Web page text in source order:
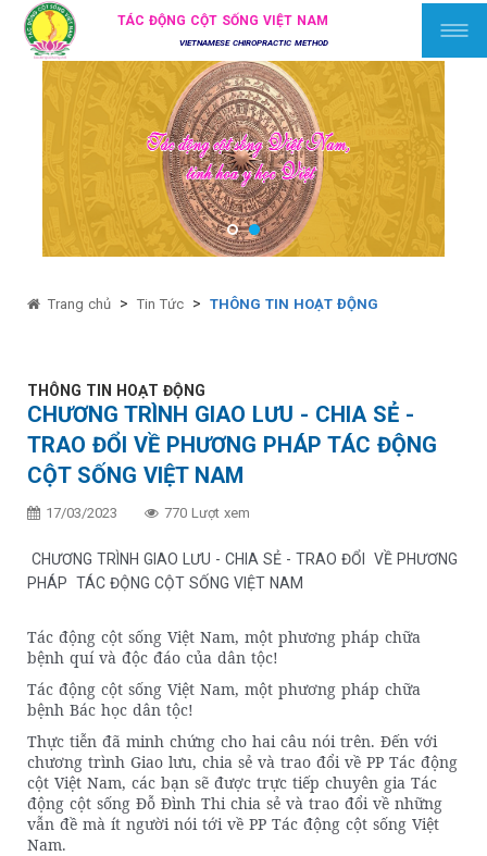
TÁC ĐỘNG CỘT SỐNG VIỆT NAM
VIETNAMESE CHIROPRACTIC METHOD
Trang chủ > Tin Tức > THÔNG TIN HOẠT ĐỘNG
THÔNG TIN HOẠT ĐỘNG
CHƯƠNG TRÌNH GIAO LƯU - CHIA SẺ -
TRAO ĐỔI VỀ PHƯƠNG PHÁP TÁC ĐỘNG
CỘT SỐNG VIỆT NAM
17/03/2023 770 Lượt xem
CHƯƠNG TRÌNH GIAO LƯU - CHIA SẺ - TRAO ĐỔI VỀ PHƯƠNG
PHÁP TÁC ĐỘNG CỘT SỐNG VIỆT NAM
Tác động cột sống Việt Nam, một phương pháp chữa
bệnh quí và độc đáo của dân tộc!
Tác động cột sống Việt Nam, một phương pháp chữa
bệnh Bác học dân tộc!
Thực tiễn đã minh chứng cho hai câu nói trên. Đến với
chương trình Giao lưu, chia sẻ và trao đổi về PP Tác động
cột Việt Nam, các bạn sẽ được trực tiếp chuyên gia Tác
động cột sống Đỗ Đình Thi chia sẻ và trao đổi về những
vẫn đề mà ít người nói tới về PP Tác động cột sống Việt
Nam.